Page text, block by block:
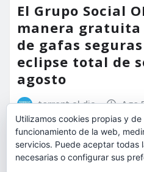
El Grupo Social
manera gratuita
de gafas
eclipse total de
agosto
torrent al dia Ago
Utilizamos cookies propias y
funcionamiento de la web,
servicios. Puede aceptar todas
necesarias o configurar sus